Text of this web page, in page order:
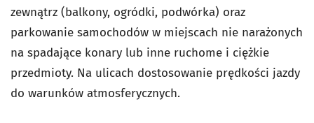
zewnątrz (balkony, ogródki, podwórka) oraz
parkowanie samochodów w miejscach nie narażonych
na spadające konary lub inne ruchome i ciężkie
przedmioty. Na ulicach dostosowanie prędkości jazdy
do warunków atmosferycznych.